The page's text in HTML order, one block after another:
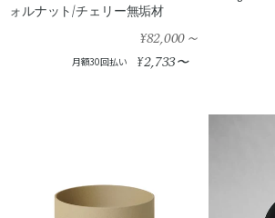
ォルナット/チェリー無垢材
¥82,000～
月額30回払い ¥2,733〜